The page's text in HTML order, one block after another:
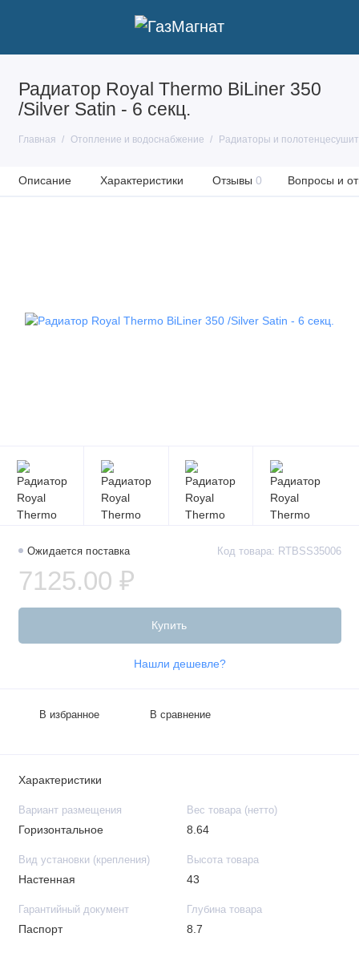
Радиатор Royal Thermo BiLiner 350
/Silver Satin - 6 секц.
Главная Отопление и водоснабжение Радиаторы и
Описание Характеристики Отзывы 0 Вопросы и
Ожидается поставка Код товара: RTBSS35006
7125.00 ₽
Купить
Нашли дешевле?
В избранное В сравнение
Характеристики
Вариант размещения
Горизонтальное
Вес товара (нетто)
8.64
Вид установки (крепления)
Настенная
Высота товара
43
Гарантийный документ
Паспорт
Глубина товара
8.7